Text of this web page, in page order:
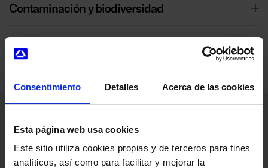
Consentimiento Detalles Acerca de las cookies
Esta página web usa cookies
Este sitio utiliza cookies propias y de terceros para fines
analíticos, así como para facilitar y mejorar la
Contaminación y biodiversidad
COMPROMISO SOCIAL